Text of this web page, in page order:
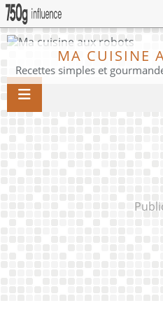
MA CUISINE
Recettes simples et